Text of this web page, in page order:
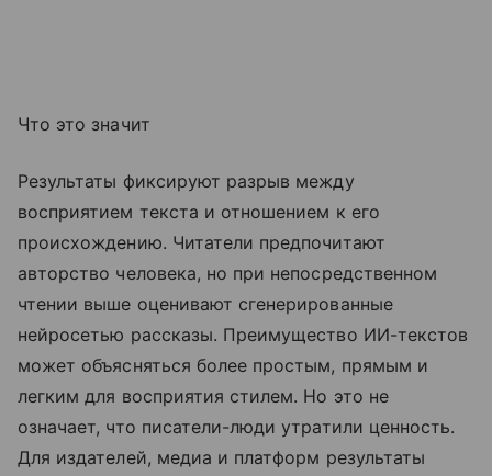
Что это значит
Результаты фиксируют разрыв между
восприятием текста и отношением к его
происхождению. Читатели предпочитают
авторство человека, но при непосредственном
чтении выше оценивают сгенерированные
нейросетью рассказы. Преимущество ИИ-текстов
может объясняться более простым, прямым и
легким для восприятия стилем. Но это не
означает, что писатели-люди утратили ценность.
Для издателей, медиа и платформ результаты